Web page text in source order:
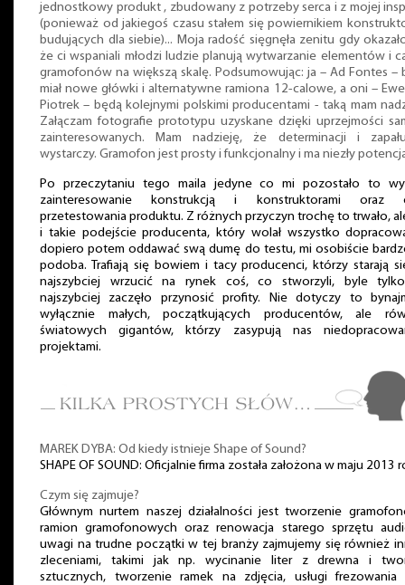
jednostkowy produkt , zbudowany z potrzeby serca i z mojej
(ponieważ od jakiegoś czasu stałem się powiernikiem
budujących dla siebie)... Moja radość sięgnęła zenitu gdy
że ci wspaniali młodzi ludzie planują wytwarzanie elementów i
gramofonów na większą skalę. Podsumowując: ja – Ad Fontes –
miał nowe główki i alternatywne ramiona 12-calowe, a oni –
Piotrek – będą kolejnymi polskimi producentami - taką mam
Załączam fotografie prototypu uzyskane dzięki uprzejmości
zainteresowanych. Mam nadzieję, że determinacji i
wystarczy. Gramofon jest prosty i funkcjonalny i ma niezły
Po przeczytaniu tego maila jedyne co mi pozostało to
zainteresowanie konstrukcją i konstruktorami oraz
przetestowania produktu. Z różnych przyczyn trochę to trwało,
i takie podejście producenta, który wolał wszystko
dopiero potem oddawać swą dumę do testu, mi osobiście
podoba. Trafiają się bowiem i tacy producenci, którzy starają
najszybciej wrzucić na rynek coś, co stworzyli, byle
najszybciej zaczęło przynosić profity. Nie dotyczy to
wyłącznie małych, początkujących producentów, ale
światowych gigantów, którzy zasypują nas
projektami.
MAREK DYBA: Od kiedy istnieje Shape of Sound?
SHAPE OF SOUND: Oficjalnie firma została założona w maju 2013
Czym się zajmuje?
Głównym nurtem naszej działalności jest tworzenie
ramion gramofonowych oraz renowacja starego sprzętu
uwagi na trudne początki w tej branży zajmujemy się również
zleceniami, takimi jak np. wycinanie liter z drewna i
sztucznych, tworzenie ramek na zdjęcia, usługi frezowania